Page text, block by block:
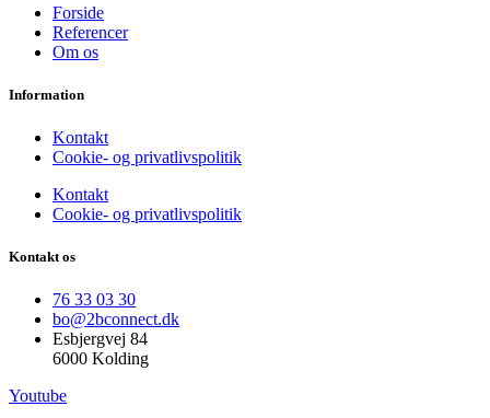
Forside
Referencer
Om os
Information
Kontakt
Cookie- og privatlivspolitik
Kontakt
Cookie- og privatlivspolitik
Kontakt os
76 33 03 30
bo@2bconnect.dk
Esbjergvej 84
6000 Kolding
Youtube